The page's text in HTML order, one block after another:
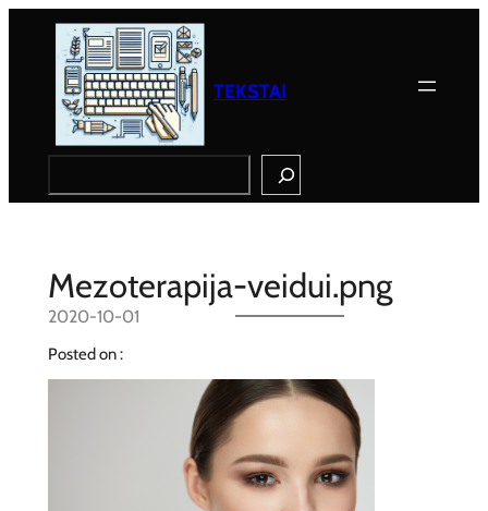
TEKSTAI
Mezoterapija-veidui.png
2020-10-01
Posted on :